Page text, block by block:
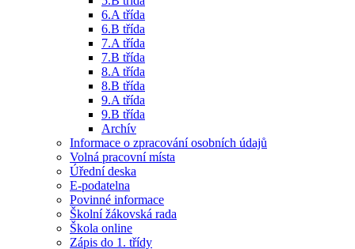
6.A třída
6.B třída
7.A třída
7.B třída
8.A třída
8.B třída
9.A třída
9.B třída
Archív
Informace o zpracování osobních údajů
Volná pracovní místa
Úřední deska
E-podatelna
Povinné informace
Školní žákovská rada
Škola online
Zápis do 1. třídy